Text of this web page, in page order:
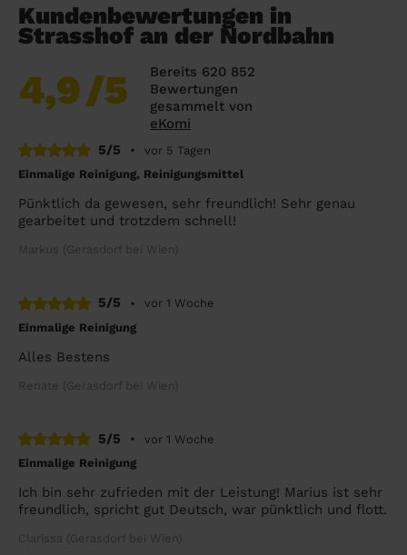
Kundenbewertungen in
Strasshof an der Nordbahn
4,9/5
Bereits 620 852
Bewertungen
gesammelt von
eKomi
5/5
•
vor 5 Tagen
Einmalige Reinigung, Reinigungsmittel
Pünktlich da gewesen, sehr freundlich! Sehr genau
gearbeitet und trotzdem schnell!
Markus (Gerasdorf bei Wien)
5/5 •
vor 1 Woche
Einmalige Reinigung
Alles Bestens
Renate (Gerasdorf bei Wien)
5/5 •
vor 1 Woche
Einmalige Reinigung
Ich bin sehr zufrieden mit der Leistung! Marius ist sehr
freundlich, spricht gut Deutsch, war pünktlich und flott.
Clarissa (Gerasdorf bei Wien)